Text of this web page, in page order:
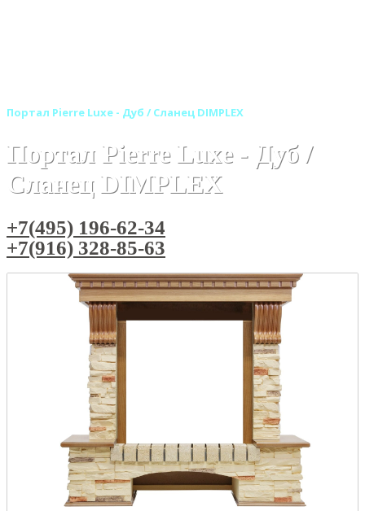
Портал Pierre Luxe - Дуб / Сланец DIMPLEX
Портал Pierre Luxe - Дуб /
Сланец DIMPLEX
+7(495) 196-62-34
+7(916) 328-85-63